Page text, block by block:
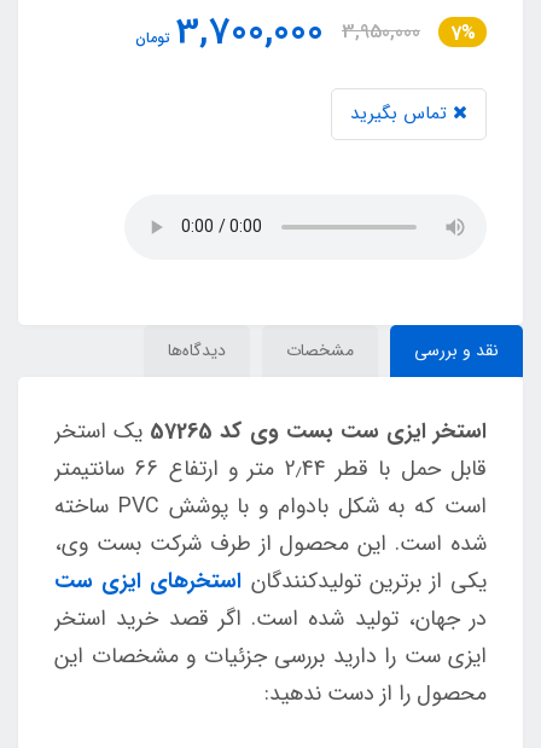
7%
3,950,000
3,700,000 تومان
تماس بگیرید
نقد و بررسی مشخصات دیدگاه‌ها
استخر ایزی ست بست وی کد 57265
یک استخر
قابل حمل با قطر 2٫44 متر و ارتفاع 66 سانتیمتر
است که به شکل بادوام و با پوشش PVC ساخته
شده است. این محصول از طرف شرکت بست وی،
یکی از برترین تولیدکنندگان استخرهای ایزی ست
در جهان، تولید شده است. اگر قصد خرید استخر
ایزی ست را دارید بررسی جزئیات و مشخصات این
محصول را از دست ندهید: